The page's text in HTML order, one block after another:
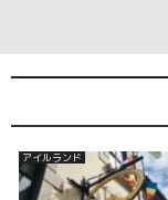
アイルランド